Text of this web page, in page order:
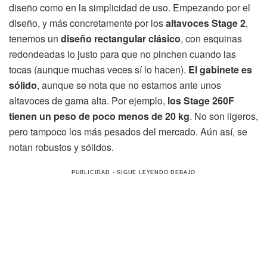
diseño como en la simplicidad de uso. Empezando por el
diseño, y más concretamente por losaltavoces Stage 2,
tenemos un diseño rectangular clásico, con esquinas
redondeadas lo justo para que no pinchen cuando las
tocas (aunque muchas veces sí lo hacen). El gabinete es
sólido, aunque se nota que no estamos ante unos
altavoces de gama alta. Por ejemplo, los Stage 260F
tienen un peso de poco menos de 20 kg. No son ligeros,
pero tampoco los más pesados del mercado. Aún así, se
notan robustos y sólidos.